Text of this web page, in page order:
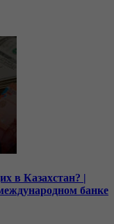
в Казахстан? |
банке